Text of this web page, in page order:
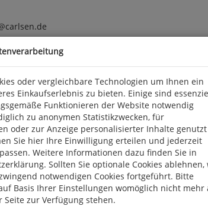
oder vergleichbare Technologien um Ihnen ein
Einkaufserlebnis zu bieten. Einige sind
Funktionieren der Website notwendig
zu anonymen Statistikzwecken, für
oder zur Anzeige personalisierter Inhalte genutzt
Sie hier Ihre Einwilligung erteilen und jederzeit
Weitere Informationen dazu finden Sie in
Sollten Sie optionale Cookies ablehnen,
notwendigen Cookies fortgeführt. Bitte
Basis Ihrer Einstellungen womöglich nicht mehr
Seite zur Verfügung stehen.